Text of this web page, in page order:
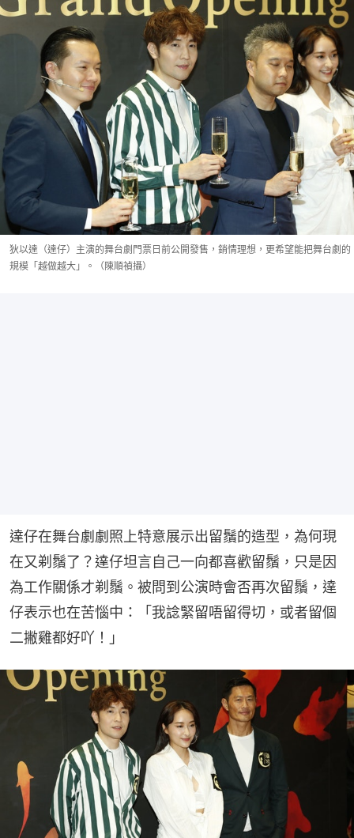
狄以達（達仔）主演的舞台劇門票日前公開發售，銷情理想，更希望能把舞台劇的
規模「越做越大」。（陳順禎攝）
達仔在舞台劇劇照上特意展示出留鬚的造型，為何現
在又剃鬚了？達仔坦言自己一向都喜歡留鬚，只是因
為工作關係才剃鬚。被問到公演時會否再次留鬚，達
仔表示也在苦惱中：「我諗緊留唔留得切，或者留個
二撇雞都好吖！」